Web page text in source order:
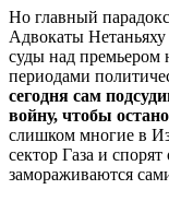
Но главный
Адвокаты
суды над премьером
периодами
сегодня сам
войну, чтобы
слишком многие в
сектор Газа и
замораживаются